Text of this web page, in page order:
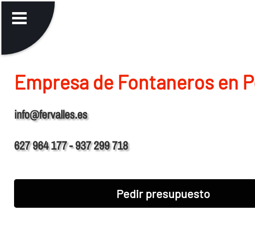
Empresa de Fontaneros en
info@fervalles.es
627 964 177 - 937 299 718
Pedir presupuesto